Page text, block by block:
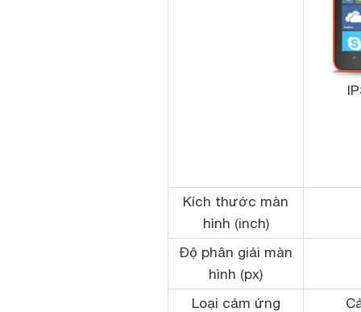
Kích thước màn
hình (inch)
Độ phân giải màn
hình (px)
Loại cảm ứng